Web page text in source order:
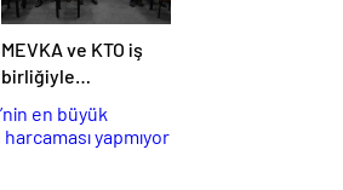
MEVKA ve KTO iş
birliğiyle
düzenlenen
bilgilendirme